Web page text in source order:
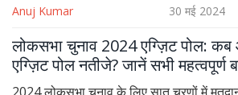
Anuj Kumar 30 मई 2024
लोकसभा चुनाव 2024 एग्ज़िट पोल:
एग्ज़िट पोल नतीजे? जानें सभी महत्वपूर्ण